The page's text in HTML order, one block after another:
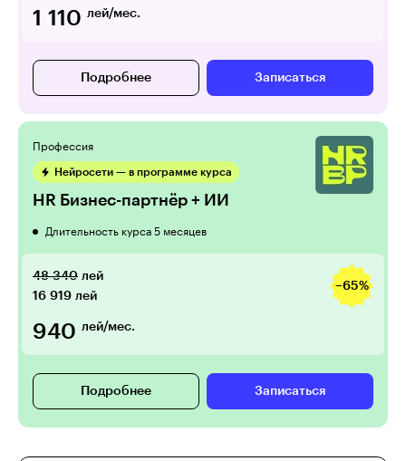
1 110 лей/мес.
Подробнее Записаться
Профессия
Нейросети — в программе курса
HR Бизнес-партнёр + ИИ
Длительность курса 5 месяцев
48 340 лей
16 919 лей
−65%
940 лей/мес.
Подробнее Записаться